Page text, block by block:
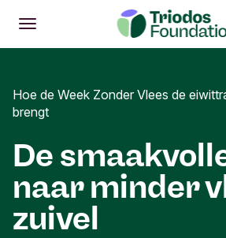
Openen
Hoofdmenu
Hoe de Week Zonder Vlees de
brengt
De
naar minder
zuivel